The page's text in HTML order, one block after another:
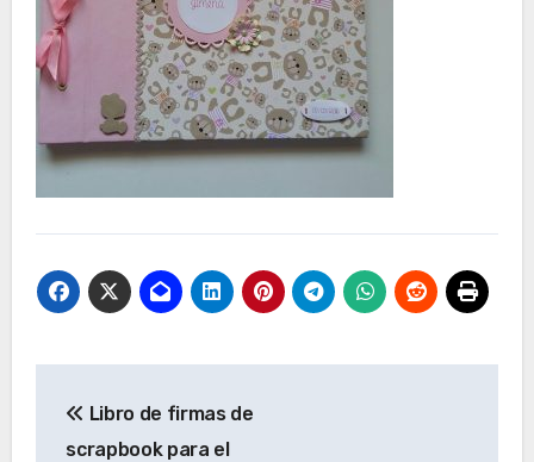
de
Libro de firmas de
scrapbook para el